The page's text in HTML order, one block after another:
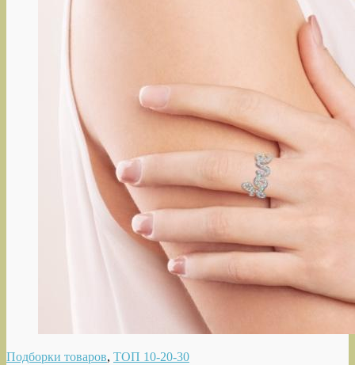
Подборки товаров, ТОП 10-20-30